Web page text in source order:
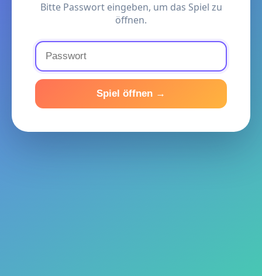
Bitte Passwort eingeben, um das Spiel zu
öffnen.
Spiel öffnen →